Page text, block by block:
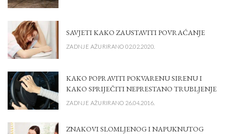
SAVJETI KAKO ZAUSTAVITI POVRAĆANJE
ZADNJE AŽURIRANO 02.02.2020.
KAKO POPRAVITI POKVARENU SIRENU I
KAKO SPRIJEČITI NEPRESTANO TRUBLJENJE
ZADNJE AŽURIRANO 26.04.2016.
ZNAKOVI SLOMLJENOG I NAPUKNUTOG